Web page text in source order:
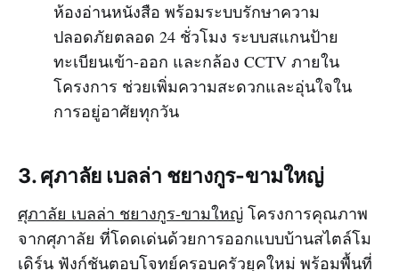
ห้องอ่านหนังสือ พร้อมระบบรักษาความ
ปลอดภัยตลอด 24 ชั่วโมง ระบบสแกนป้าย
ทะเบียนเข้า-ออก และกล้อง CCTV ภายใน
โครงการ ช่วยเพิ่มความสะดวกและอุ่นใจใน
การอยู่อาศัยทุกวัน
3. ศุภาลัย เบลล่า ชยางกูร-ขามใหญ่
ศุภาลัย เบลล่า ชยางกูร-ขามใหญ่ โครงการคุณภาพ
จากศุภาลัย ที่โดดเด่นด้วยการออกแบบบ้านสไตล์โม
เดิร์น ฟังก์ชันตอบโจทย์ครอบครัวยุคใหม่ พร้อมพื้นที่